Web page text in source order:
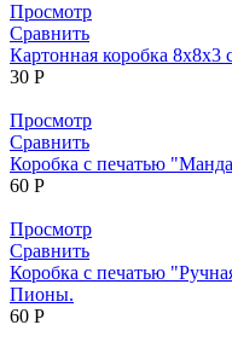
Просмотр
Сравнить
Картонная коробка 8х8х3
30 Р
Просмотр
Сравнить
Коробка с печатью
60 Р
Просмотр
Сравнить
Коробка с печатью
Пионы.
60 Р